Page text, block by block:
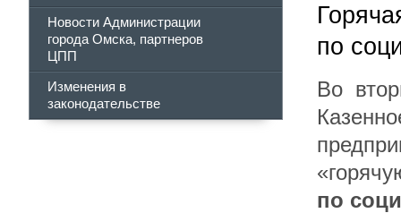
Новости Администрации
города Омска, партнеров
ЦПП
Изменения в
законодательстве
по
Во
по